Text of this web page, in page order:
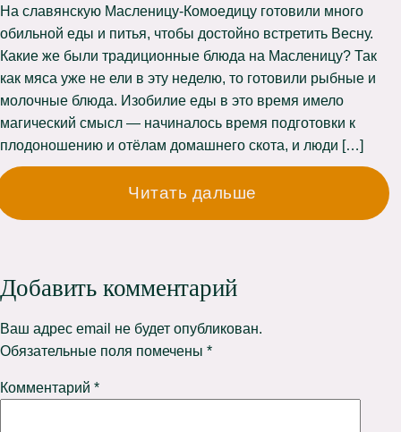
На славянскую Масленицу-Комоедицу готовили много
обильной еды и питья, чтобы достойно встретить Весну.
Какие же были традиционные блюда на Масленицу? Так
как мяса уже не ели в эту неделю, то готовили рыбные и
молочные блюда. Изобилие еды в это время имело
магический смысл — начиналось время подготовки к
плодоношению и отёлам домашнего скота, и люди […]
Читать дальше
Добавить комментарий
Ваш адрес email не будет опубликован.
Обязательные поля помечены *
Комментарий *